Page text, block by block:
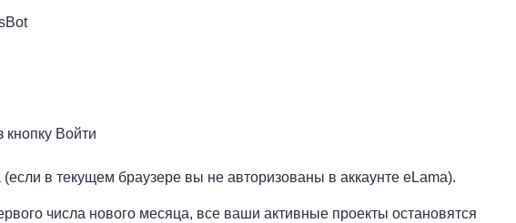
кнопку Войти
в текущем браузере вы не авторизованы в аккаунте eLama).
числа нового месяца, все ваши активные проекты остановятся